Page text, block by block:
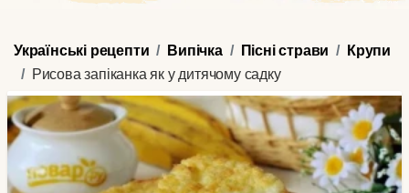
Українські рецепти Випічка Пісні страви
Крупи
Рисова запіканка як у дитячому садку